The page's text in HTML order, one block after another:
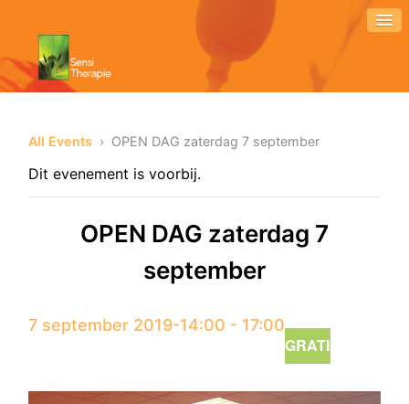
All Events › OPEN DAG zaterdag 7 september
Dit evenement is voorbij.
OPEN DAG zaterdag 7
september
7 september 2019-14:00 - 17:00
GRATIS